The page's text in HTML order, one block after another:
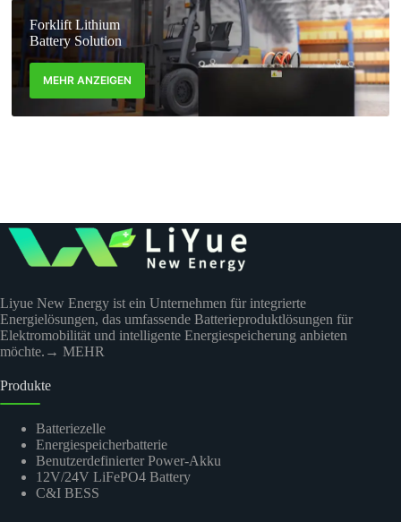
Forklift Lithium
Battery Solution
MEHR ANZEIGEN
Liyue New Energy ist ein Unternehmen für integrierte
Energielösungen, das umfassende Batterieproduktlösungen für
Elektromobilität und intelligente Energiespeicherung anbieten
möchte. → MEHR
Produkte
Batteriezelle
Energiespeicherbatterie
Benutzerdefinierter Power-Akku
12V/24V LiFePO4 Battery
C&I BESS